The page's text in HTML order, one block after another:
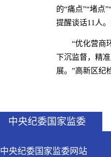
的“痛点”“堵点
提醒谈话11人
“优化营商
下沉监督，精
展。”高新区纪
中央纪委国家监委
中央纪委国家监委网站